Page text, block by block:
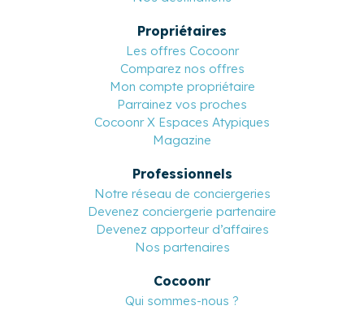
Propriétaires
Les offres Cocoonr
Comparez nos offres
Mon compte propriétaire
Parrainez vos proches
Cocoonr X Espaces Atypiques
Magazine
Professionnels
Notre réseau de conciergeries
Devenez conciergerie partenaire
Devenez apporteur d’affaires
Nos partenaires
Cocoonr
Qui sommes-nous ?